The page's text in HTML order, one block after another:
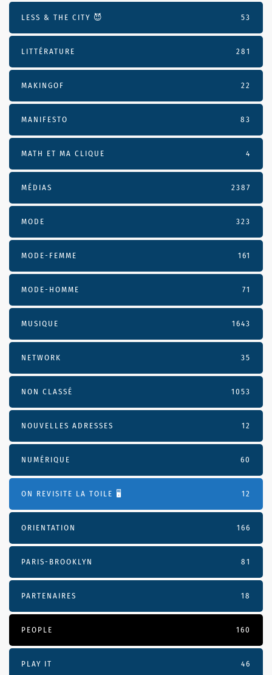
LESS & THE CITY 😈 53
LITTÉRATURE 281
MAKINGOF 22
MANIFESTO 83
MATH ET MA CLIQUE 4
MÉDIAS 2387
MODE 323
MODE-FEMME 161
MODE-HOMME 71
MUSIQUE 1643
NETWORK 35
NON CLASSÉ 1053
NOUVELLES ADRESSES 12
NUMÉRIQUE 60
ON REVISITE LA TOILE 🖥️ 12
ORIENTATION 166
PARIS-BROOKLYN 81
PARTENAIRES 18
PEOPLE 160
PLAY IT 46